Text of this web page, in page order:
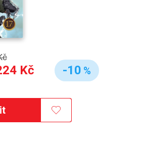
Kč -10 %